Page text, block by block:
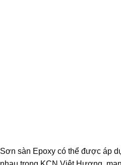
Sơn sàn Epoxy có thể được áp